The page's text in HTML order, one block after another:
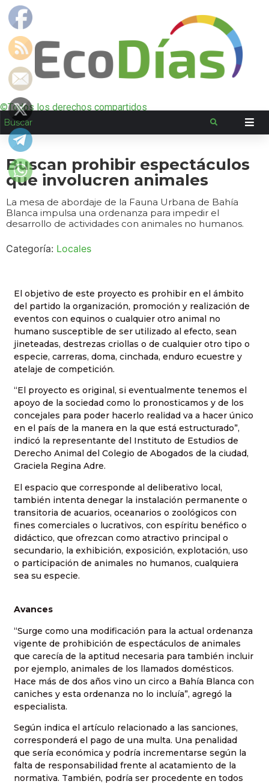
©Todos los derechos compartidos
Buscan prohibir espectáculos
que involucren animales
La mesa de abordaje de la Fauna Urbana de Bahía
Blanca impulsa una ordenanza para impedir el
desarrollo de actividades con animales no humanos.
Categoría: Locales
El objetivo de este proyecto es prohibir en el ámbito
del partido la organización, promoción y realización de
eventos con equinos o cualquier otro animal no
humano susceptible de ser utilizado al efecto, sean
jineteadas, destrezas criollas o de cualquier otro tipo o
especie, carreras, doma, cinchada, enduro ecuestre y
atelaje de competición.
“El proyecto es original, si eventualmente tenemos el
apoyo de la sociedad como lo pronosticamos y de los
concejales para poder hacerlo realidad va a hacer único
en el país de la manera en la que está estructurado”,
indicó la representante del Instituto de Estudios de
Derecho Animal del Colegio de Abogados de la ciudad,
Graciela Regina Adre.
El espacio que corresponde al deliberativo local,
también intenta denegar la instalación permanente o
transitoria de acuarios, oceanarios o zoológicos con
fines comerciales o lucrativos, con espíritu benéfico o
didáctico, que ofrezcan como atractivo principal o
secundario, la exhibición, exposición, explotación, uso
o participación de animales no humanos, cualquiera
sea su especie.
Avances
“Surge como una modificación para la actual ordenanza
vigente de prohibición de espectáculos de animales
que carecía de la aptitud necesaria para también incluir
por ejemplo, animales de los llamados domésticos.
Hace más de dos años vino un circo a Bahía Blanca con
caniches y esta ordenanza no lo incluía”, agregó la
especialista.
Según indica el artículo relacionado a las sanciones,
corresponderá el pago de una multa. Una penalidad
que sería económica y podría incrementarse según la
falta de responsabilidad frente al acatamiento de la
normativa. También, podría ser procedente en todos